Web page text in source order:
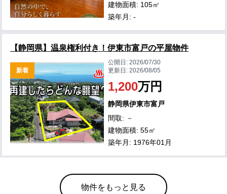
建物面積: 105㎡
築年月: -
【静岡県】温泉権利付き！伊東市富戸の平屋物件
新着
公開日:2026/07/30
更新日:2026/08/05
1,200万円
静岡県伊東市富戸
間取: －
建物面積: 55㎡
築年月: 1976年01月
物件をもっと見る